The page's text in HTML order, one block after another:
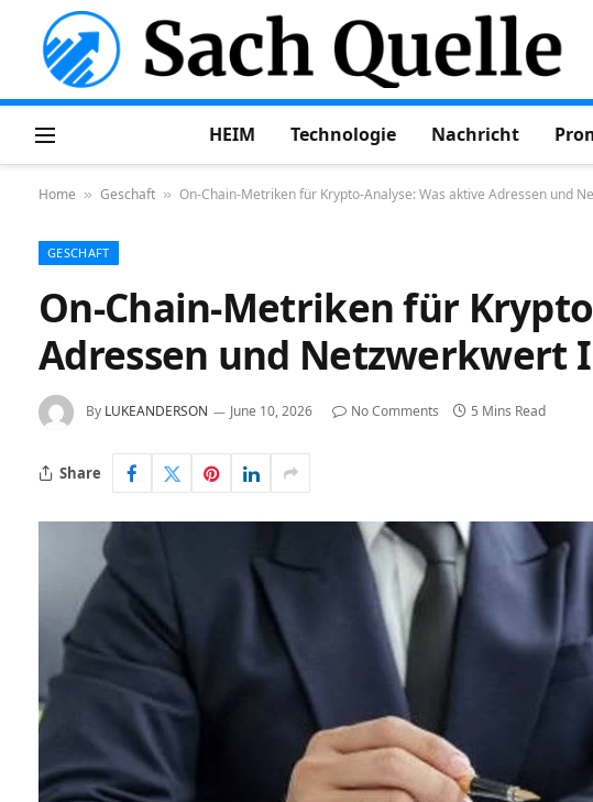
HEIM Technologie Nachricht
Home » Geschaft » On-Chain-Metriken für Krypto-Analyse: Was aktive Adressen und
GESCHAFT
On-Chain-Metriken für
Adressen und Netzwerkwert
By LUKEANDERSON June 10, 2026 No Comments 5 Mins Read
Share